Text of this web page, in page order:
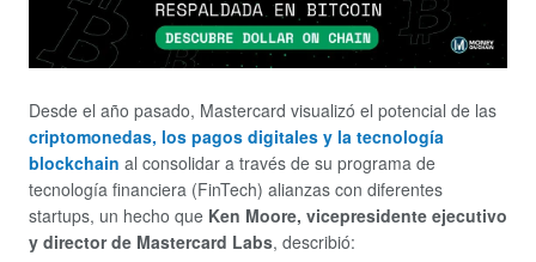
Desde el año pasado, Mastercard visualizó el potencial de las
criptomonedas, los pagos digitales y la tecnología
blockchain al consolidar a través de su programa de
tecnología financiera (FinTech) alianzas con diferentes
startups, un hecho que Ken Moore, vicepresidente ejecutivo
y director de Mastercard Labs, describió: